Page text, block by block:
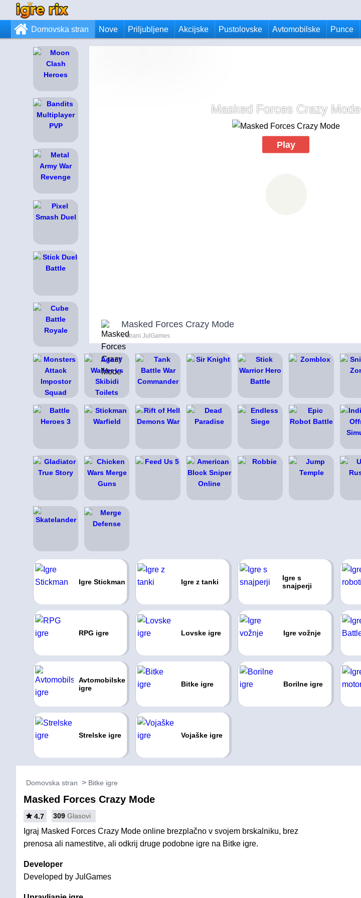
Domovska stran Nove Priljubljene Akcijske Pustolovske Avtomobilske Punce
Masked Forces Crazy Mode
Play
Masked Forces Crazy Mode
s strani JulGames
Igre Stickman Igre z tanki
Igre s
snajperji
RPG igre Lovske igre Igre vožnje
Avtomobilske
igre
Bitke igre Borilne igre
Strelske igre Vojaške igre
Domovska stran Bitke igre
Masked Forces Crazy Mode
4.7 309 Glasovi
Igraj Masked Forces Crazy Mode online brezplačno v svojem brskalniku, brez
prenosa ali namestitve, ali odkrij druge podobne igre na Bitke igre.
Developer
Developed by JulGames